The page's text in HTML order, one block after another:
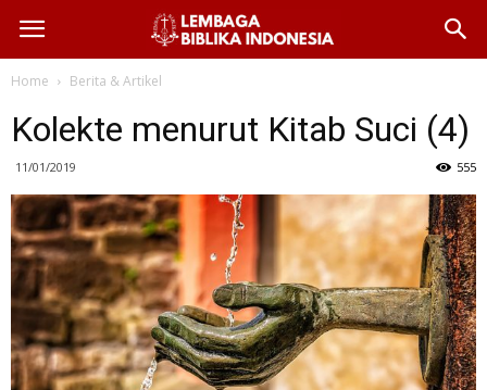
Home Berita & Artikel
Kolekte menurut Kitab Suci (4)
11/01/2019 555